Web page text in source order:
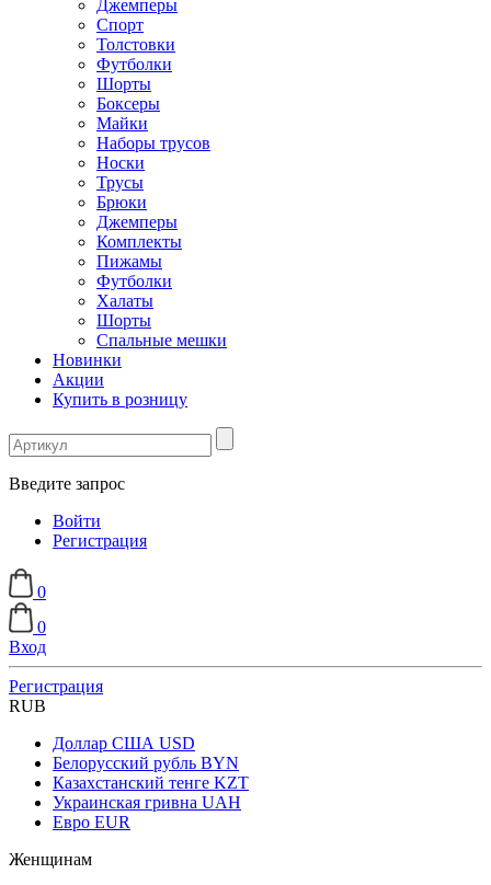
Джемперы
Спорт
Толстовки
Футболки
Шорты
Боксеры
Майки
Наборы трусов
Носки
Трусы
Брюки
Джемперы
Комплекты
Пижамы
Футболки
Халаты
Шорты
Спальные мешки
Новинки
Акции
Купить в розницу
Введите запрос
Войти
Регистрация
0
0
Вход
Регистрация
RUB
Доллар США USD
Белорусский рубль BYN
Казахстанский тенге KZT
Украинская гривна UAH
Евро EUR
Женщинам